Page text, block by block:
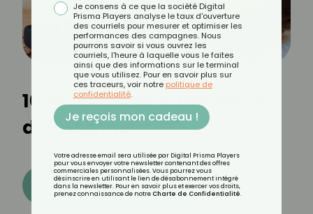
10 recettes de sandwichs
d'automne
Découvrez les 11 menus CROQ
Je consens à ce que la société Digital
Prisma Players analyse le taux d'ouverture
des courriels pour mesurer et optimiser les
performances des campagnes. Nous
pourrons savoir si vous ouvrez les
courriels, l'heure à laquelle vous le faites
ainsi que des informations sur le terminal
que vous utilisez. Pour en savoir plus sur
ces traceurs, voir notre politique de
confidentialité.
Je reçois mon cadeau !
Votre adresse email sera utilisée par Digital Prisma Players
pour vous envoyer votre newsletter contenant des offres
commerciales personnalisées. Vous pourrez vous
désinscrire en utilisant le lien de désabonnement intégré
dans la newsletter. Pour en savoir plus et exercer vos droits,
prenez connaissance de notre Charte de Confidentialité.